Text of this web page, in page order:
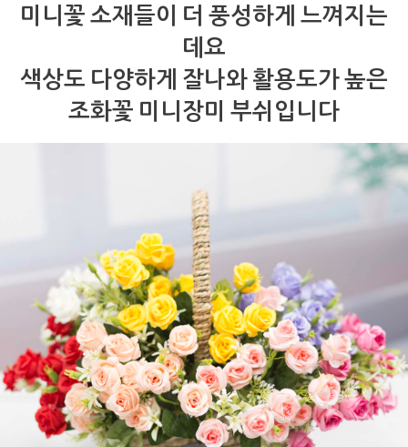
미니꽃 소재들이 더 풍성하게 느껴지는
데요
색상도 다양하게 잘나와 활용도가 높은
조화꽃 미니장미 부쉬입니다